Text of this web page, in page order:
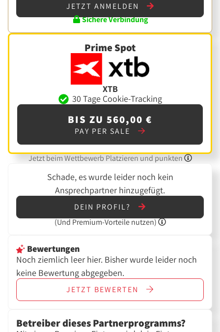
JETZT ANMELDEN
Sichere Verbindung
Prime Spot
XTB
30 Tage Cookie-Tracking
BIS ZU 560,00 €
PAY PER SALE
Jetzt beim Wettbewerb Platzieren und punkten
Schade, es wurde leider noch kein
Ansprechpartner hinzugefügt.
DEIN PROFIL?
(UndPremium-Vorteile nutzen)
Bewertungen
Noch ziemlich leer hier. Bisher wurde leider noch
keine Bewertung abgegeben.
JETZT BEWERTEN
Betreiber dieses Partnerprogramms?